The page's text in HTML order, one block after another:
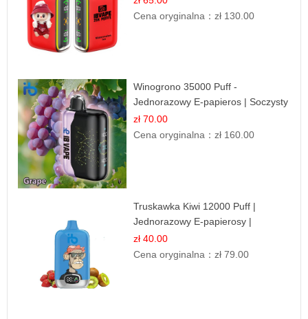
Cena oryginalna：zł 130.00
Winogrono 35000 Puff -
Jednorazowy E-papieros | Soczysty
Smak Winogron
zł 70.00
Cena oryginalna：zł 160.00
Truskawka Kiwi 12000 Puff |
Jednorazowy E-papierosy |
Owocowa Mieszanka
zł 40.00
Cena oryginalna：zł 79.00